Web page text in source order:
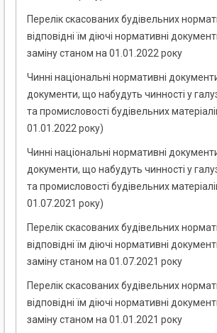
Перелік скасованих будівельних
відповідні їм діючі нормативні
заміну станом на 01.01.2022 року
Чинні національні нормативні
документи, що набудуть чинності у
та промисловості будівельних
01.01.2022 року)
Чинні національні нормативні
документи, що набудуть чинності у
та промисловості будівельних
01.07.2021 року)
Перелік скасованих будівельних
відповідні їм діючі нормативні
заміну станом на 01.07.2021 року
Перелік скасованих будівельних
відповідні їм діючі нормативні
заміну станом на 01.01.2021 року